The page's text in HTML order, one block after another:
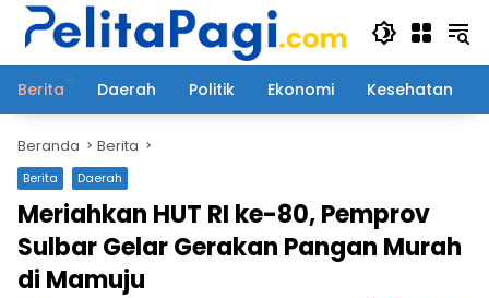
Langsung
Berita
Daerah Politik Ekonomi Kesehatan
Beranda Berita
Berita Daerah
Meriahkan HUT RI ke-80, Pemprov
Sulbar Gelar Gerakan Pangan Murah
di Mamuju